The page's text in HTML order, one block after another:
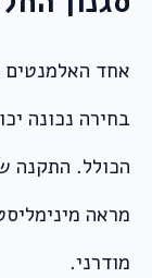
אחד האלמנטים
בחירה נכונה
הכולל. התקנה
מראה
מודרני.